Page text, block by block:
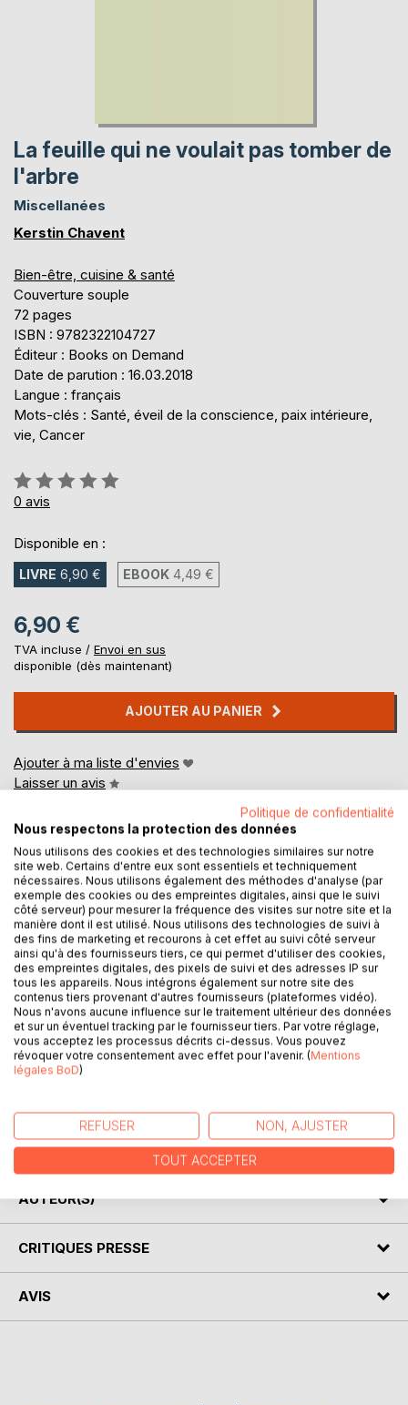
La feuille qui ne voulait pas tomber de
l'arbre
Miscellanées
Kerstin Chavent
Bien-être, cuisine & santé
Couverture souple
72 pages
ISBN : 9782322104727
Éditeur : Books on Demand
Date de parution : 16.03.2018
Langue : français
Mots-clés : Santé, éveil de la conscience, paix intérieure,
vie, Cancer
Évaluation:
0%
0 avis
Disponible en :
LIVRE 6,90 € EBOOK 4,49 €
6,90 €
TVA incluse / Envoi en sus
disponible (dès maintenant)
AJOUTER AU PANIER
Ajouter à ma liste d'envies
Laisser un avis
DESCRIPTION
Un recueil de récits, de dialogues et de pensées nés suite
à la confrontation avec une des grandes maladies de notre
temps: le cancer. Avant de pouvoir se libérer d'un mal, quel
qu'il soit, il doit être accueilli et regardé. C'est une invitation
à s'accueillir dans son intégralité, avec son histoire, son
ressenti, ses bons et ses mauvais choix, ses côtés
potentiel créatif qui sommeille en chacun de nous et qui
nous aide à créer une réalité plus juste et plus
harmonieuse.
AUTEUR(S)
CRITIQUES PRESSE
AVIS
Politique de confidentialité
Nous respectons la protection des données
Nous utilisons des cookies et des technologies similaires sur notre
site web. Certains d'entre eux sont essentiels et techniquement
nécessaires. Nous utilisons également des méthodes d'analyse (par
exemple des cookies ou des empreintes digitales, ainsi que le suivi
côté serveur) pour mesurer la fréquence des visites sur notre site et la
manière dont il est utilisé. Nous utilisons des technologies de suivi à
des fins de marketing et recourons à cet effet au suivi côté serveur
ainsi qu'à des fournisseurs tiers, ce qui permet d'utiliser des cookies,
des empreintes digitales, des pixels de suivi et des adresses IP sur
tous les appareils. Nous intégrons également sur notre site des
contenus tiers provenant d'autres fournisseurs (plateformes vidéo).
Nous n'avons aucune influence sur le traitement ultérieur des données
et sur un éventuel tracking par le fournisseur tiers. Par votre réglage,
vous acceptez les processus décrits ci-dessus. Vous pouvez
révoquer votre consentement avec effet pour l'avenir. (Mentions
légales BoD)
REFUSER NON, AJUSTER
TOUT ACCEPTER